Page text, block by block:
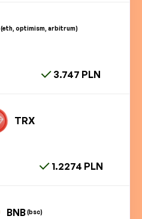
(eth, optimism, arbitrum)
3.747 PLN
TRX
1.2274 PLN
BNB(bsc)